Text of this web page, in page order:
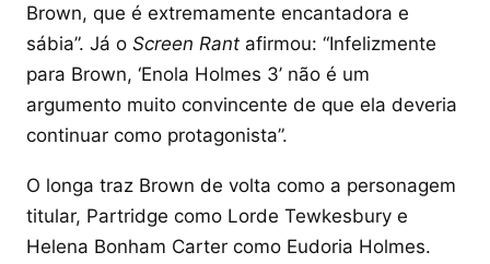
Brown, que é extremamente encantadora e
sábia”. Já o Screen Rant afirmou: “Infelizmente
para Brown, ‘Enola Holmes 3’ não é um
argumento muito convincente de que ela deveria
continuar como protagonista”.
O longa traz Brown de volta como a personagem
titular, Partridge como Lorde Tewkesbury e
Helena Bonham Carter como Eudoria Holmes.